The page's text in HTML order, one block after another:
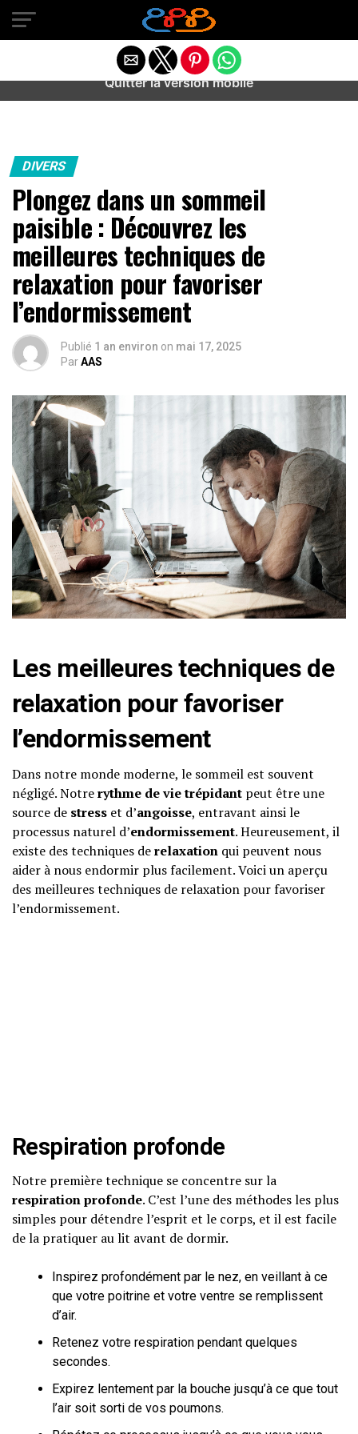
Warning
: preg_match(): Unknown modifier '/' in
/home/u589487443/domains/aideanxietestress.fr/
content/plugins/idev-post-views/includes/class-bots.php
DIVERS
Plongez dans un sommeil
paisible : Découvrez les
meilleures techniques de
relaxation pour favoriser
l’endormissement
Publié 1 an environ on mai 17, 2025
ParAAS
Les meilleures techniques de
relaxation pour favoriser
l’endormissement
Dans notre monde moderne, le sommeil est souvent
négligé. Notrerythme de vie trépidant peut être une
source de stress et d’angoisse, entravant ainsi le
processus naturel d’endormissement. Heureusement, il
existe des techniques derelaxation qui peuvent nous
aider à nous endormir plus facilement. Voici un aperçu
des meilleures techniques de relaxation pour favoriser
l’endormissement.
Respiration profonde
Notre première technique se concentre sur la
respiration profonde. C’est l’une des méthodes les plus
simples pour détendre l’esprit et le corps, et il est facile
de la pratiquer au lit avant de dormir.
Inspirez profondément par le nez, en veillant à ce
que votre poitrine et votre ventre se remplissent
d’air.
Retenez votre respiration pendant quelques
secondes.
Expirez lentement par la bouche jusqu’à ce que tout
l’air soit sorti de vos poumons.
Quitter la version mobile